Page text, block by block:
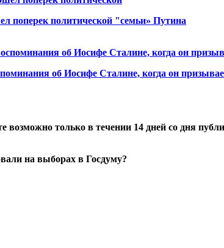
поперек политической "семьи» Путина
об Иосифе Сталине, когда он
возможно только в течении 14 дней со дня
на выборах в Госдуму?